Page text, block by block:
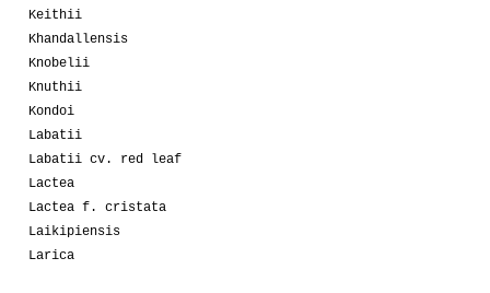
Keithii
Khandallensis
Knobelii
Knuthii
Kondoi
Labatii
Labatii cv. red leaf
Lactea
Lactea f. cristata
Laikipiensis
Larica